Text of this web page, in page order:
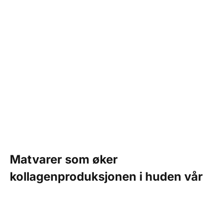
Matvarer som øker
kollagenproduksjonen i huden vår